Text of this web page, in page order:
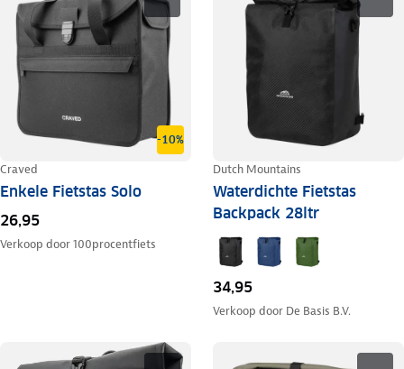
-10%
Craved
Enkele Fietstas Solo
26,95
Verkoop door100procentfiets
Dutch Mountains
Waterdichte Fietstas
Backpack 28ltr
34,95
Verkoop door De Basis B.V.